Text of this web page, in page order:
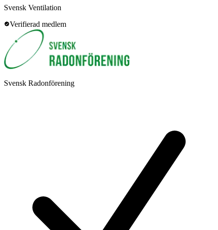
Svensk Ventilation
Verifierad medlem
Svensk Radonförening